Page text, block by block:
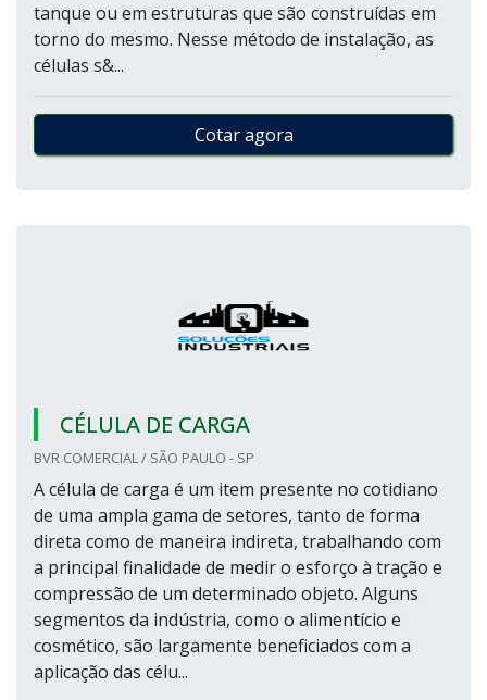
tanque ou em estruturas que são construídas em
torno do mesmo. Nesse método de instalação, as
células s&...
Cotar agora
CÉLULA DE CARGA
BVR COMERCIAL / SÃO PAULO - SP
A célula de carga é um item presente no cotidiano
de uma ampla gama de setores, tanto de forma
direta como de maneira indireta, trabalhando com
a principal finalidade de medir o esforço à tração e
compressão de um determinado objeto. Alguns
segmentos da indústria, como o alimentício e
cosmético, são largamente beneficiados com a
aplicação das célu...